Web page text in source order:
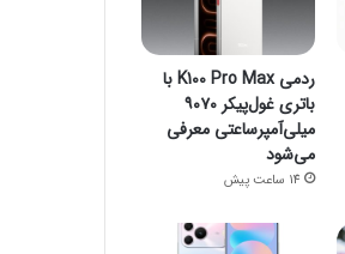
ردمی K100 Pro Max با
باتری غول‌پیکر ۹۰۷۰
میلی‌آمپرساعتی معرفی
می‌شود
14 ساعت پیش